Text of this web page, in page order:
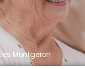
Montgeron